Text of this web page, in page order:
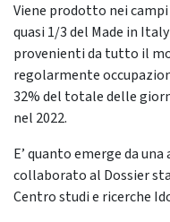
Viene prodotto nei
quasi 1/3 del Made in
provenienti da tutto il
regolarmente
32% del totale delle
nel 2022.
E’ quanto emerge da
collaborato al Dossier
Centro studi e ricerche